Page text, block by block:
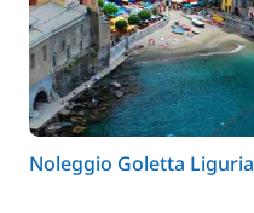
Noleggio Goletta Liguria